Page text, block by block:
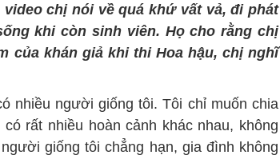
chị nói về quá khứ vất vả, đi phát
khi còn sinh viên. Họ cho rằng chị
của khán giả khi thi Hoa hậu, chị nghĩ
nhiều người giống tôi. Tôi chỉ muốn chia
rất nhiều hoàn cảnh khác nhau, không
giống tôi chẳng hạn, gia đình không